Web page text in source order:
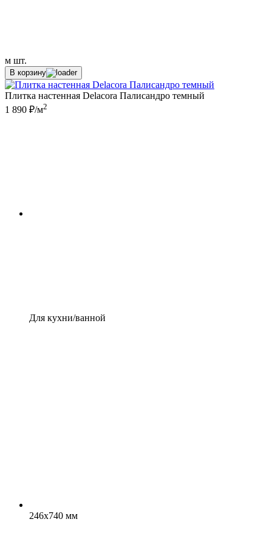
м шт.
В корзину
Плитка настенная Delacora Палисандро темный
1 890 ₽/м2
Для кухни/ванной
246x740 мм